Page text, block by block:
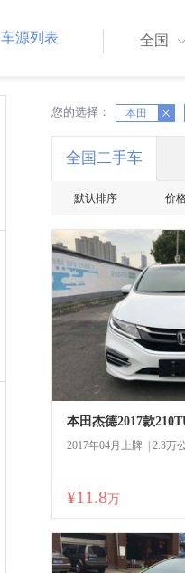
车源列表 全国
您的选择： 本田
X X
全国二手车
默认排序 价
2017年04月上牌 | 2.3万
¥11.8万